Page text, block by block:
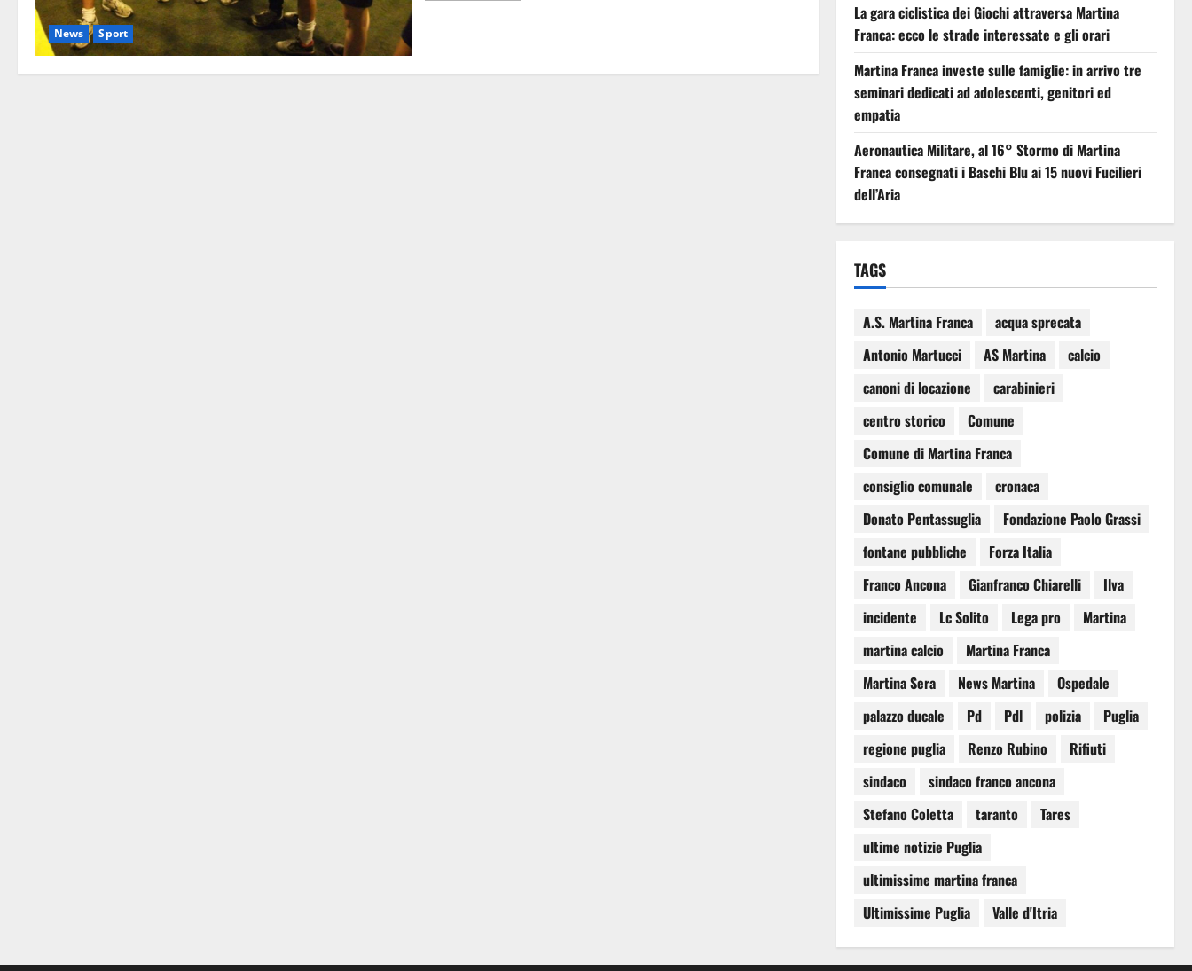
News Sport
La gara ciclistica dei Giochi attraversa Martina
Franca: ecco le strade interessate e gli orari
Martina Franca investe sulle famiglie: in arrivo tre
seminari dedicati ad adolescenti, genitori ed
empatia
Aeronautica Militare, al 16° Stormo di Martina
Franca consegnati i Baschi Blu ai 15 nuovi Fucilieri
dell’Aria
TAGS
A.S. Martina Franca
acqua sprecata
Antonio Martucci
AS Martina
calcio
canoni di locazione
carabinieri
centro storico
Comune
Comune di Martina Franca
consiglio comunale
cronaca
Donato Pentassuglia
Fondazione Paolo Grassi
fontane pubbliche
Forza Italia
Franco Ancona
Gianfranco Chiarelli
Ilva
incidente
Lc Solito Lega pro
Martina
martina calcio
Martina Franca
Martina Sera
News Martina
Ospedale
palazzo ducale
Pd Pdl polizia
Puglia
regione puglia
Renzo Rubino
Rifiuti
sindaco
sindaco franco ancona
Stefano Coletta
taranto
Tares
ultime notizie Puglia
ultimissime martina franca
Ultimissime Puglia
Valle d'Itria